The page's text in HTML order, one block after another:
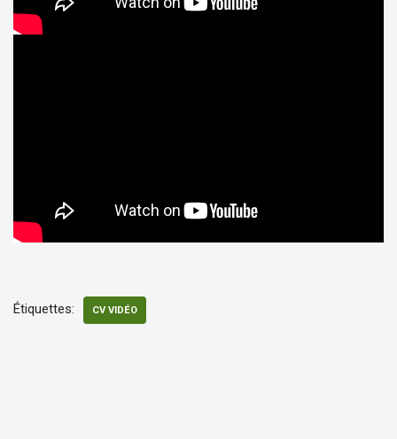
Étiquettes: CV VIDÉO